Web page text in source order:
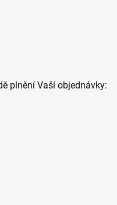
plnění Vaší objednávky: